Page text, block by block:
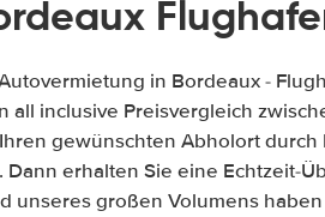
in Bordeaux -
inclusive Preisvergleich
gewünschten Abholort durch
erhalten Sie eine Echtzeit-
unseres großen Volumens